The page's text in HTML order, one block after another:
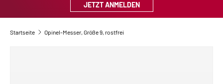
JETZT ANMELDEN
Startseite Opinel-Messer, Größe 9, rostfrei